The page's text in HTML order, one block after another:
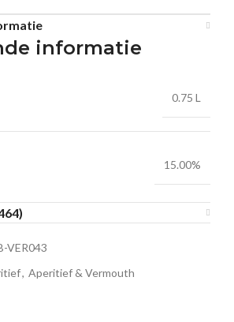
informatie
0.75 L
15.00%
VER043
, Aperitief & Vermouth